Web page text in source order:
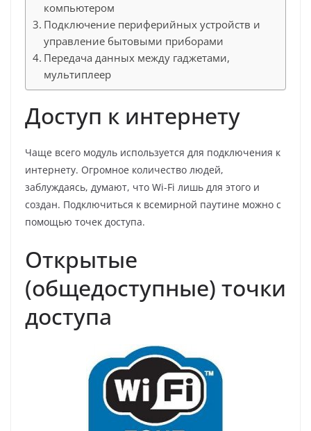
компьютером
Подключение периферийных устройств и
управление бытовыми приборами
Передача данных между гаджетами,
мультиплеер
Доступ к интернету
Чаще всего модуль используется для подключения к
интернету. Огромное количество людей,
заблуждаясь, думают, что Wi-Fi лишь для этого и
создан. Подключиться к всемирной паутине можно с
помощью точек доступа.
Открытые
(общедоступные) точки
доступа